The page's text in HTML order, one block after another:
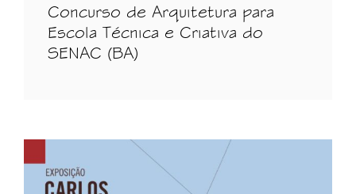
Concurso de Arquitetura para
Escola Técnica e Criativa do
SENAC (BA)